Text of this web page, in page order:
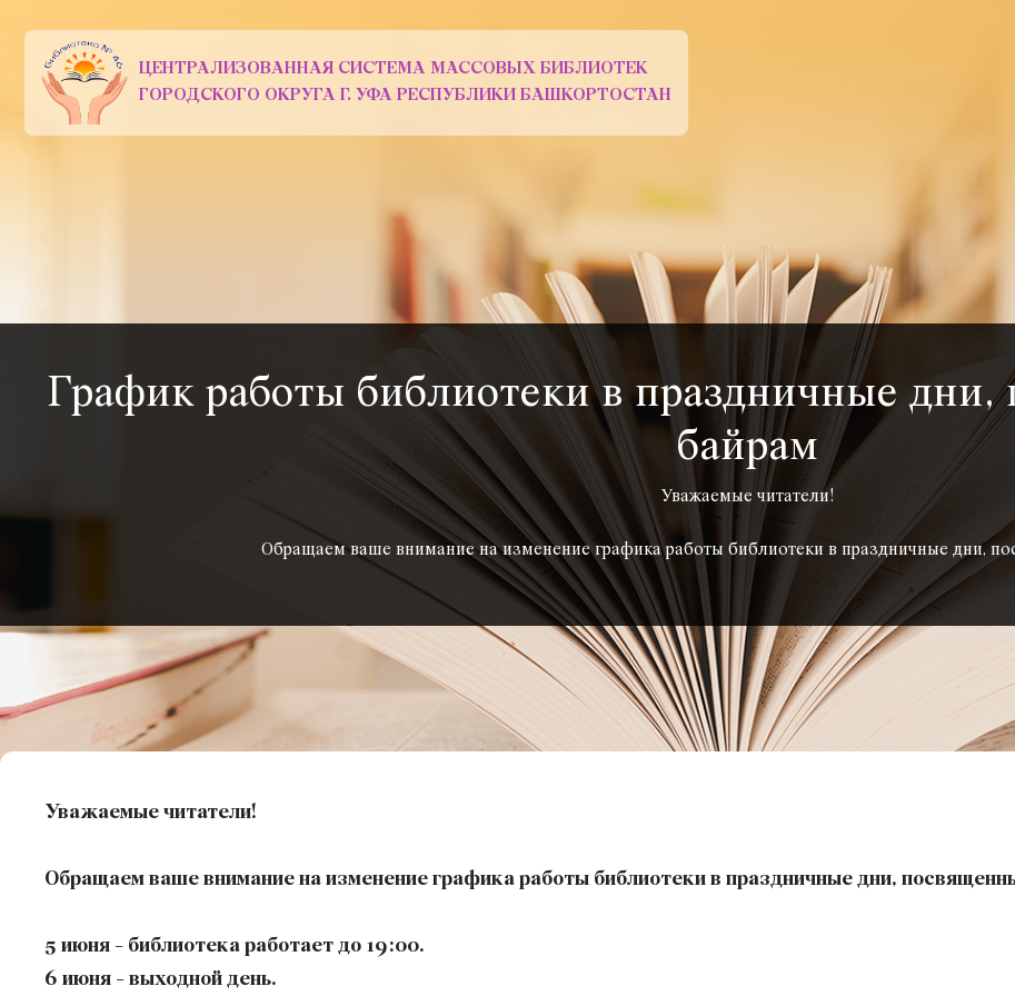
ЦЕНТРАЛИЗОВАННАЯ СИСТЕМА МАССОВЫХ БИБЛИОТЕК
ГОРОДСКОГО ОКРУГА Г. УФА РЕСПУБЛИКИ БАШКОРТОСТАН
График работы библиотеки в праздничные
байрам
Уважаемые читатели!
Обращаем ваше внимание на изменение графика работы библиотеки в праздничные дни,
Уважаемые читатели!
Обращаем ваше внимание на изменение графика работы библиотеки в праздничные дни,
5 июня - библиотека работает до 19:00.
6 июня - выходной день.